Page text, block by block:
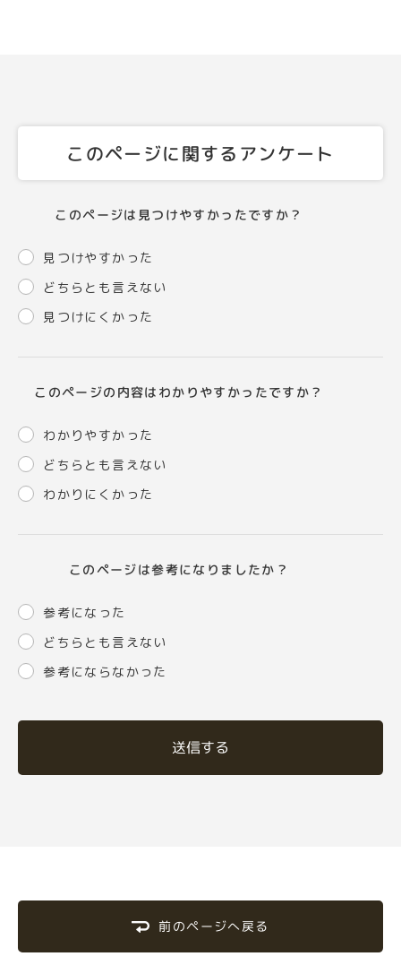
このページに関するアンケート
このページは見つけやすかったですか？
見つけやすかった
どちらとも言えない
見つけにくかった
このページの内容はわかりやすかったですか？
わかりやすかった
どちらとも言えない
わかりにくかった
このページは参考になりましたか？
参考になった
どちらとも言えない
参考にならなかった
送信する
前のページへ戻る